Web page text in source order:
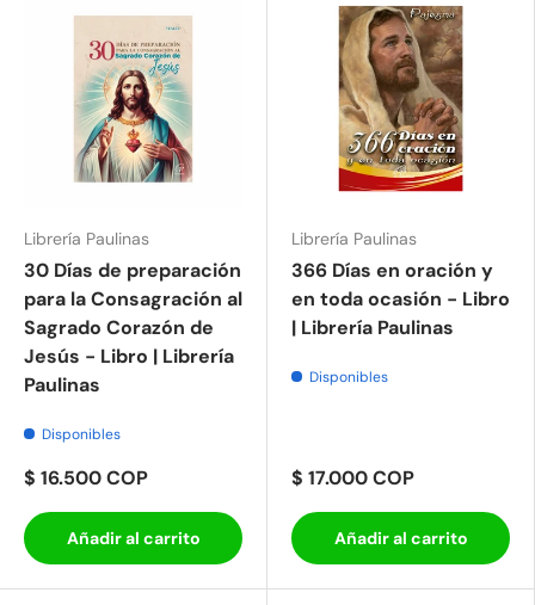
Librería Paulinas
30 Días de preparación
para la Consagración al
Sagrado Corazón de
Jesús - Libro | Librería
Paulinas
Disponibles
$ 16.500 COP
Añadir al carrito
Librería Paulinas
366 Días en oración y
en toda ocasión - Libro
| Librería Paulinas
Disponibles
$ 17.000 COP
Añadir al carrito